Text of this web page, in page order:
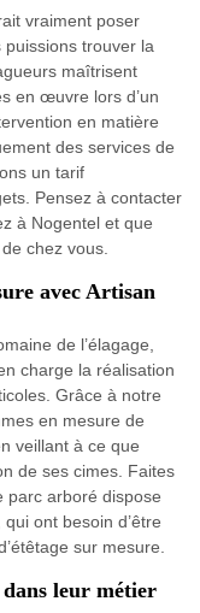
vraiment poser
trouver la
maîtrisent
en œuvre lors d’un
en matière
des services de
un tarif
Pensez à contacter
à Nogentel et que
chez vous.
avec Artisan
de l’élagage,
charge la réalisation
Grâce à notre
en mesure de
veillant à ce que
de ses cimes. Faites
parc arboré dispose
ont besoin d’être
sur mesure.
dans leur métier